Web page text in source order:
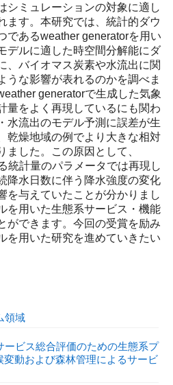
シミュレーションの対象に適し
ます。本研究では、統計的ダウ
であるweather generatorを用い
デルに適した時空間分解能にダ
、バイオマス炭素や水流出に関
うな影響が表れるのかを調べま
generatorで生成した気象
量をよく再現しているにも関わ
水流出のモデル予測に誤差が生
乾燥地域の例でより大きな相対
した。この原因として、
統計量のパラメータでは再現し
降水日数に伴う降水強度の変化
を与えていたことが分かりまし
を用いた生態系サービス・機能
ができます。今回の受賞を励み
を用いた研究を進めていきたい
領域
ービス総合評価のための生態系プ
変動および森林管理によるサービ